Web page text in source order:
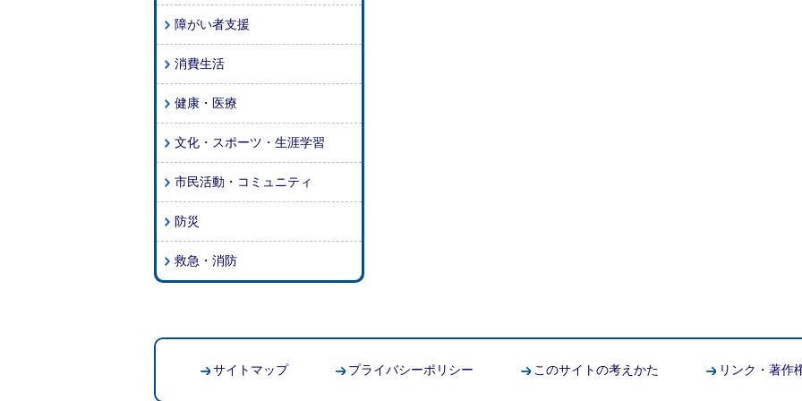
障がい者支援
消費生活
健康・医療
文化・スポーツ・生涯学習
市民活動・コミュニティ
防災
救急・消防
サイトマップ プライバシーポリシー このサイトの考えかた リンク・著作